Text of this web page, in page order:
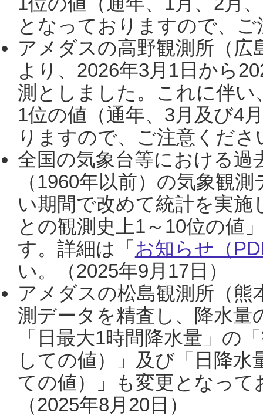
となっておりますので、
アメダスの高野観測所（
より、2026年3月1日から
測としました。これに伴い
1位の値（通年、3月及び4
りますので、ご注意くだ
全国の気象台等における過
（1960年以前）の気象観
い期間で改めて統計を実
との観測史上1～10位の値
す。詳細は「 お知らせ（
い。（2025年9月17日）
アメダスの松島観測所（熊
測データを精査し、降水
「日最大1時間降水量」の
しての値）」及び「日降
ての値）」も変更となっ
（2025年8月20日）